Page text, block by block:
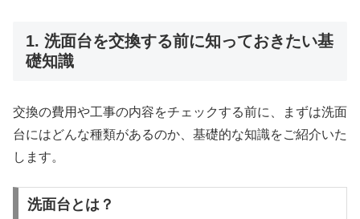
1. 洗面台を交換する前に知っておきたい基
礎知識
交換の費用や工事の内容をチェックする前に、まずは洗面
台にはどんな種類があるのか、基礎的な知識をご紹介いた
します。
洗面台とは？